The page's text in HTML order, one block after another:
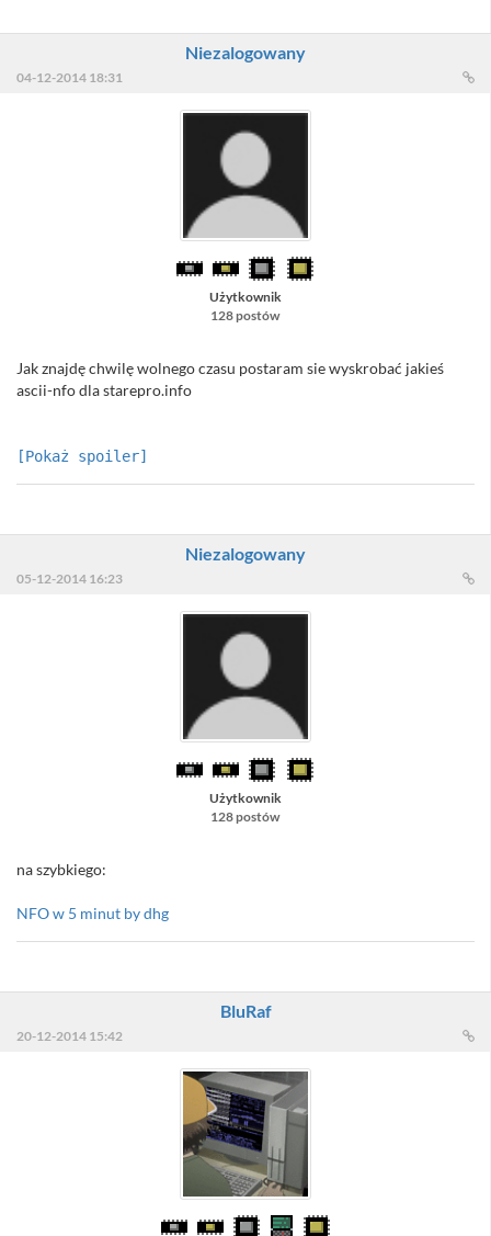
Niezalogowany
04-12-2014 18:31
Użytkownik
128 postów
Jak znajdę chwilę wolnego czasu postaram sie wyskrobać jakieś
ascii-nfo dla starepro.info
[Pokaż spoiler]
Niezalogowany
05-12-2014 16:23
Użytkownik
128 postów
na szybkiego:
NFO w 5 minut by dhg
BluRaf
20-12-2014 15:42